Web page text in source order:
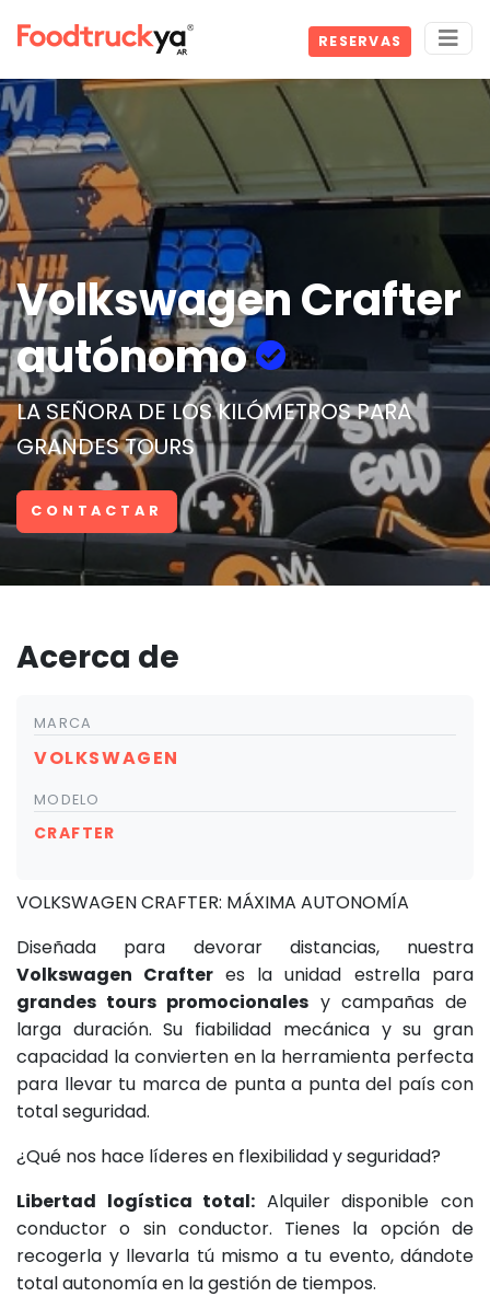
RESERVAS
Volkswagen Crafter
autónomo
LA SEÑORA DE LOS KILÓMETROS PARA
GRANDES TOURS
CONTACTAR
Acerca de
MARCA
VOLKSWAGEN
MODELO
CRAFTER
VOLKSWAGEN CRAFTER: MÁXIMA AUTONOMÍA
Diseñada para devorar distancias, nuestra
Volkswagen Crafter es la unidad estrella para
grandes tours promocionales y campañas de
larga duración. Su fiabilidad mecánica y su gran
capacidad la convierten en la herramienta perfecta
para llevar tu marca de punta a punta del país con
total seguridad.
¿Qué nos hace líderes en flexibilidad y seguridad?
Libertad logística total: Alquiler disponible con
conductor o sin conductor. Tienes la opción de
recogerla y llevarla tú mismo a tu evento, dándote
total autonomía en la gestión de tiempos.